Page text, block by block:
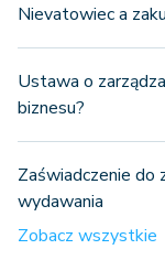
Nievatowiec a
Ustawa o
biznesu?
Zaświadczenie do
wydawania
Zobacz wszystkie